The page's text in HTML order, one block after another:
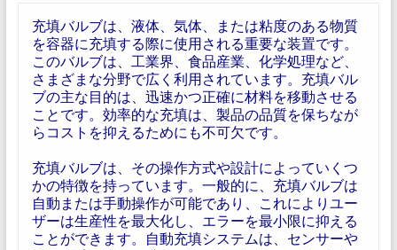
充填バルブは、液体、気体、または粘度のある物質
を容器に充填する際に使用される重要な装置です。
このバルブは、工業界、食品産業、化学処理など、
さまざまな分野で広く利用されています。充填バル
ブの主な目的は、迅速かつ正確に材料を移動させる
ことです。効率的な充填は、製品の品質を保ちなが
らコストを抑えるためにも不可欠です。
充填バルブは、その操作方式や設計によっていくつ
かの特徴を持っています。一般的に、充填バルブは
自動または手動操作が可能であり、これによりユー
ザーは生産性を最大化し、エラーを最小限に抑える
ことができます。自動充填システムは、センサーや